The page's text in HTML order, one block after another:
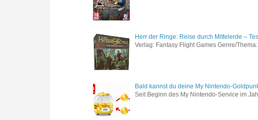
Herr der Ringe: Reise durch Mittelerde –
Verlag: Fantasy Flight Games Genre/
Bald kannst du deine My Nintendo-
Seit Beginn des My Nintendo-Service im